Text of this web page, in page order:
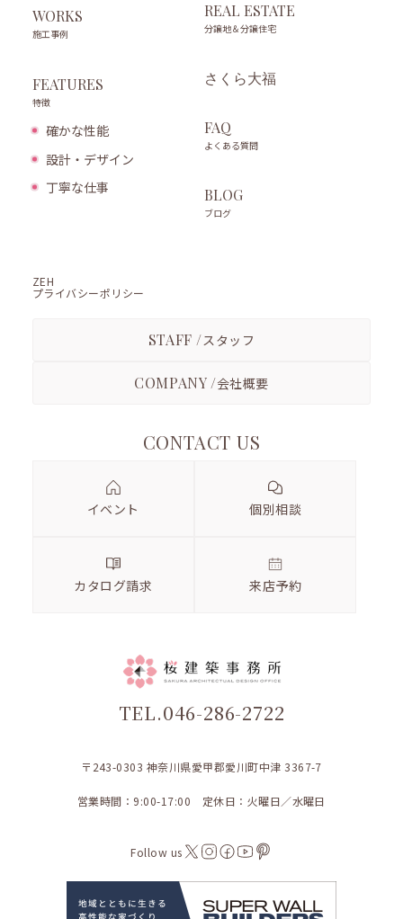
WORKS
施工事例
FEATURES
特徴
確かな性能
設計・デザイン
丁寧な仕事
REAL ESTATE
分譲地＆分譲住宅
さくら大福
FAQ
よくある質問
BLOG
ブログ
ZEH
プライバシーポリシー
STAFF /スタッフ
COMPANY /会社概要
CONTACT US
イベント 個別相談
カタログ請求 来店予約
TEL.046-286-2722
〒243-0303 神奈川県愛甲郡愛川町中津 3367-7
営業時間：9:00-17:00 定休日：火曜日／水曜日
Follow us